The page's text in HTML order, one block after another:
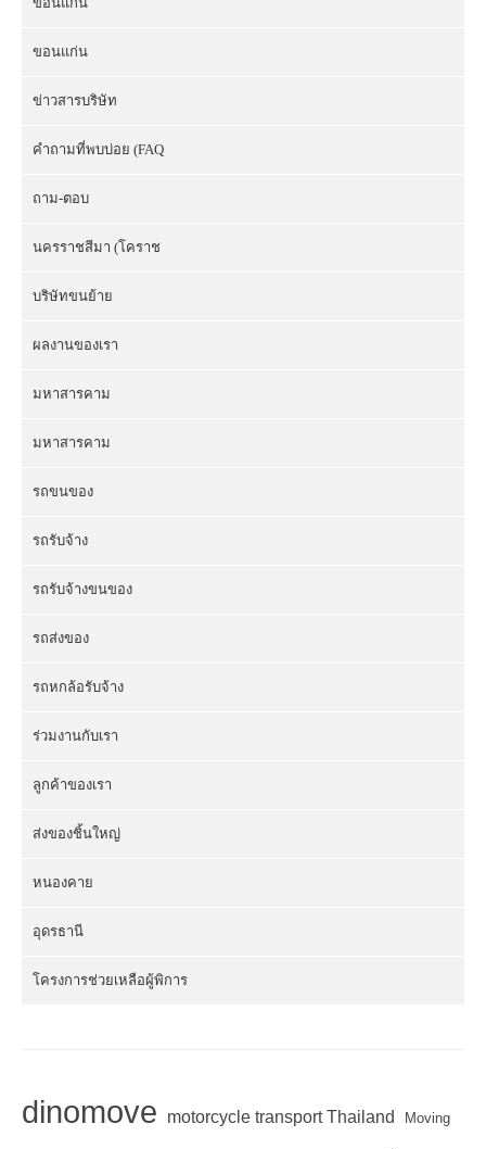
ขอนแก่น
ข่าวสารบริษัท
คำถามที่พบบ่อย (FAQ
ถาม-ตอบ
นครราชสีมา (โคราช
บริษัทขนย้าย
ผลงานของเรา
มหาสารคาม
มหาสารคาม
รถขนของ
รถรับจ้าง
รถรับจ้างขนของ
รถส่งของ
รถหกล้อรับจ้าง
ร่วมงานกับเรา
ลูกค้าของเรา
ส่งของชิ้นใหญ่
หนองคาย
อุดรธานี
โครงการช่วยเหลือผู้พิการ
dinomove motorcycle transport Thailand Moving